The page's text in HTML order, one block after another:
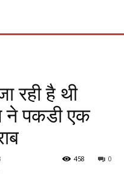
रही है थी
ने पकडी एक
0
458